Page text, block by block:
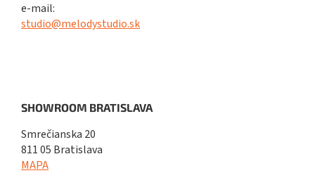
e-mail:
studio@melodystudio.sk
SHOWROOM BRATISLAVA
Smrečianska 20
811 05 Bratislava
MAPA